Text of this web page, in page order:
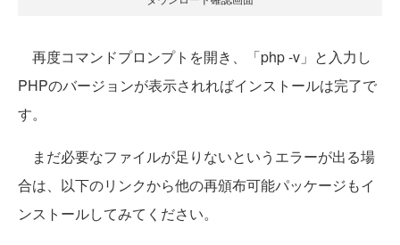
再度コマンドプロンプトを開き、「php -v」と入力し
PHPのバージョンが表示されればインストールは完了で
す。
まだ必要なファイルが足りないというエラーが出る場
合は、以下のリンクから他の再頒布可能パッケージもイ
ンストールしてみてください。